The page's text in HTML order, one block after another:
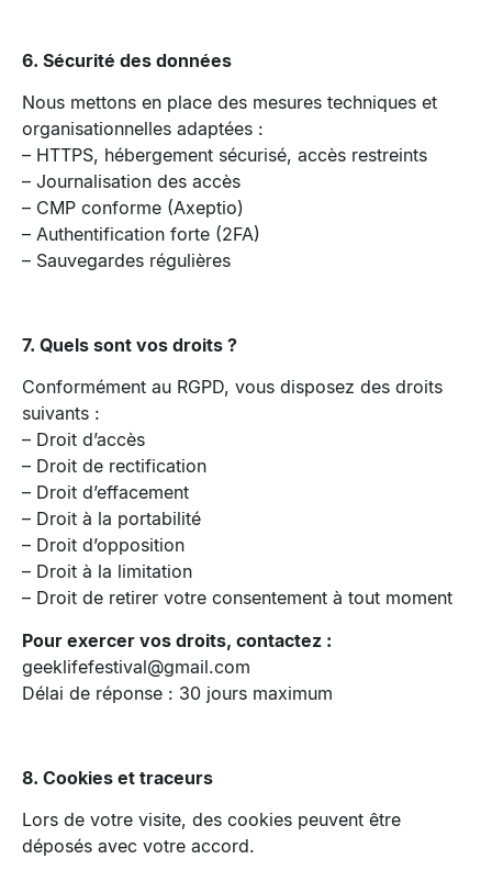
6. Sécurité des données
Nous mettons en place des mesures techniques et
organisationnelles adaptées :
– HTTPS, hébergement sécurisé, accès restreints
– Journalisation des accès
– CMP conforme (Axeptio)
– Authentification forte (2FA)
– Sauvegardes régulières
7. Quels sont vos droits ?
Conformément au RGPD, vous disposez des droits
suivants :
– Droit d’accès
– Droit de rectification
– Droit d’effacement
– Droit à la portabilité
– Droit d’opposition
– Droit à la limitation
– Droit de retirer votre consentement à tout moment
Pour exercer vos droits, contactez :
geeklifefestival@gmail.com
Délai de réponse : 30 jours maximum
8. Cookies et traceurs
Lors de votre visite, des cookies peuvent être
déposés avec votre accord.